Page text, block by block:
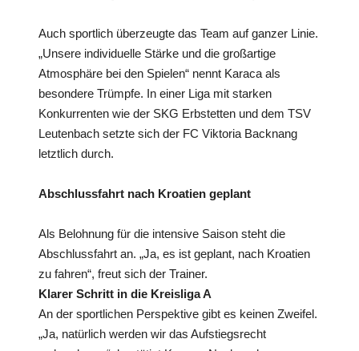
Auch sportlich überzeugte das Team auf ganzer Linie.
„Unsere individuelle Stärke und die großartige
Atmosphäre bei den Spielen“ nennt Karaca als
besondere Trümpfe. In einer Liga mit starken
Konkurrenten wie der SKG Erbstetten und dem TSV
Leutenbach setzte sich der FC Viktoria Backnang
letztlich durch.
Abschlussfahrt nach Kroatien geplant
Als Belohnung für die intensive Saison steht die
Abschlussfahrt an. „Ja, es ist geplant, nach Kroatien
zu fahren“, freut sich der Trainer.
Klarer Schritt in die Kreisliga A
An der sportlichen Perspektive gibt es keinen Zweifel.
„Ja, natürlich werden wir das Aufstiegsrecht